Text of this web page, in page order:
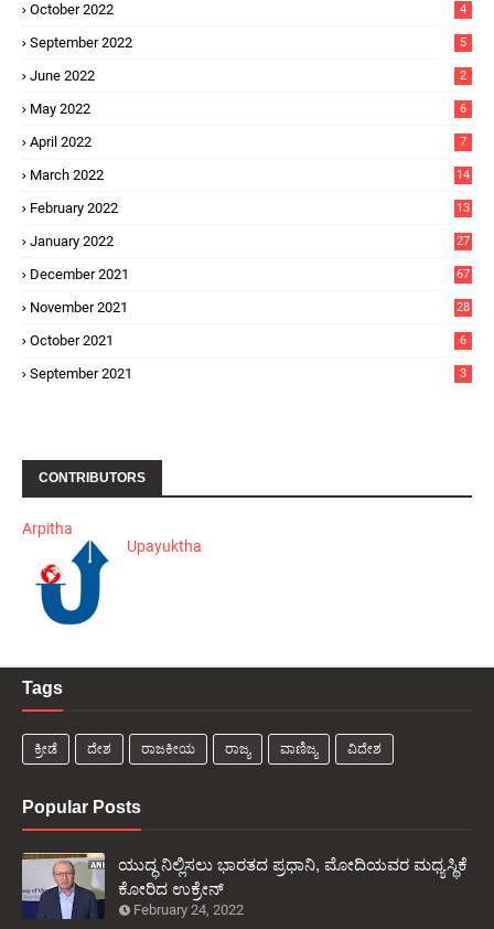
October 2022 4
September 2022 5
June 2022 2
May 2022 6
April 2022 7
March 2022 14
February 2022 13
January 2022 27
December 2021 67
November 2021 28
October 2021 6
September 2021 3
CONTRIBUTORS
Arpitha
Upayuktha
Tags
ಕ್ರೀಡೆ ದೇಶ ರಾಜಕೀಯ ರಾಜ್ಯ ವಾಣಿಜ್ಯ ವಿದೇಶ
Popular Posts
ಯುದ್ಧ ನಿಲ್ಲಿಸಲು ಭಾರತದ ಪ್ರಧಾನಿ, ಮೋದಿಯವರ ಮಧ್ಯಸ್ಥಿಕೆ
ಕೋರಿದ ಉಕ್ರೇನ್
February 24, 2022